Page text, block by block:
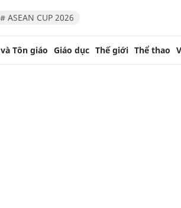
# ASEAN CUP 2026
Tôn giáo Giáo dục Thế giới Thể thao